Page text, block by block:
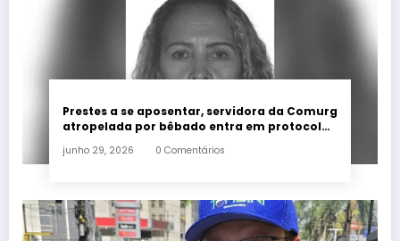
Prestes a se aposentar, servidora da Comurg
atropelada por bêbado entra em protocolo
junho 29, 2026 0 Comentários